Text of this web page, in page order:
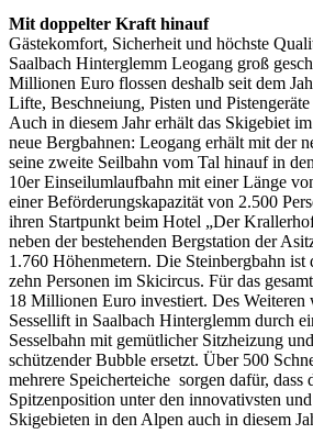
Mit doppelter Kraft hinauf
Gästekomfort, Sicherheit und höchste
Saalbach Hinterglemm Leogang groß
Millionen Euro flossen deshalb seit dem
Lifte, Beschneiung, Pisten und
Auch in diesem Jahr erhält das Skigebiet
neue Bergbahnen: Leogang erhält mit der
seine zweite Seilbahn vom Tal hinauf in
10er Einseilumlaufbahn mit einer Länge
einer Beförderungskapazität von 2.500
ihren Startpunkt beim Hotel „Der
neben der bestehenden Bergstation der
1.760 Höhenmetern. Die Steinbergbahn ist
zehn Personen im Skicircus. Für das
18 Millionen Euro investiert. Des Weiteren
Sessellift in Saalbach Hinterglemm durch
Sesselbahn mit gemütlicher Sitzheizung
schützender Bubble ersetzt. Über 500
mehrere Speicherteiche sorgen dafür, dass
Spitzenposition unter den innovativsten und
Skigebieten in den Alpen auch in diesem